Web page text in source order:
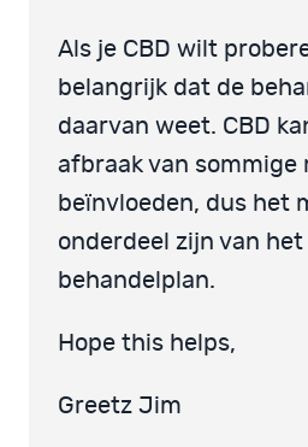
Als je CBD wilt
belangrijk dat de
daarvan weet. CBD
afbraak van sommige
beïnvloeden, dus het
onderdeel zijn van
behandelplan.
Hope this helps,
Greetz Jim